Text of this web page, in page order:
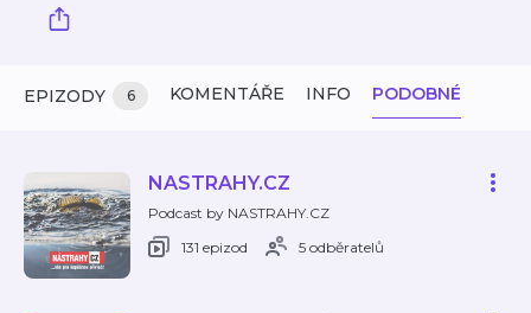
EPIZODY 6 KOMENTÁŘE INFO PODOBNÉ
NASTRAHY.CZ
Podcast by NASTRAHY.CZ
131 epizod
5 odběratelů